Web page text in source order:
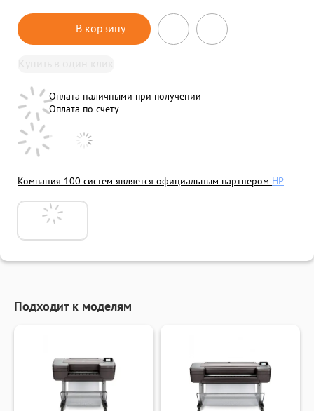
В корзину
Оплата наличными при получении
Оплата по счету
Компания 100 систем является официальным партнером HP
Подходит к моделям